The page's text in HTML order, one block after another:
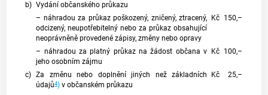
b) Vydání občanského průkazu
– náhradou za průkaz poškozený, zničený, ztracený,
odcizený, neupotřebitelný nebo za průkaz obsahující
neoprávněně provedené zápisy, změny nebo opravy
Kč 150,–
– náhradou za platný průkaz na žádost občana v
jeho osobním zájmu
Kč 100,–
c) Za změnu nebo doplnění jiných než základních
údajů4) v občanském průkazu
Kč 25,–